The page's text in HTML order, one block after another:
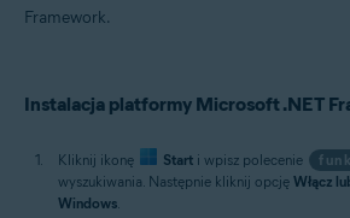
Framework.
Instalacja platformy Microsoft .NET
Kliknij ikonę Start i wpisz polecenie
wyszukiwania. Następnie kliknij opcję Włącz
Windows.